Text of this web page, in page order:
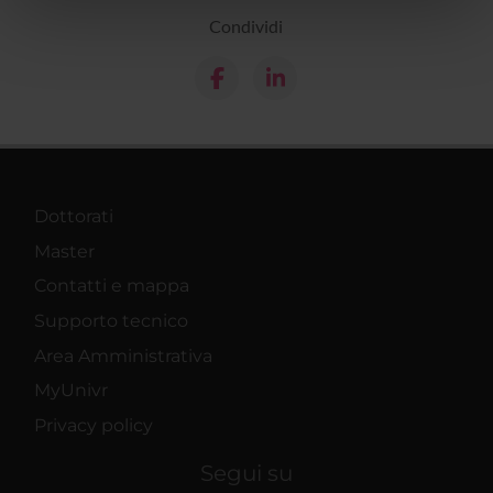
pubblicità e social media, i quali potrebbero combinarle
con altre informazioni che hai fornito loro o che hanno
raccolto dal tuo utilizzo dei loro servizi.
Condividi
Dottorati
Master
Contatti e mappa
Supporto tecnico
Area Amministrativa
MyUnivr
Privacy policy
Segui su